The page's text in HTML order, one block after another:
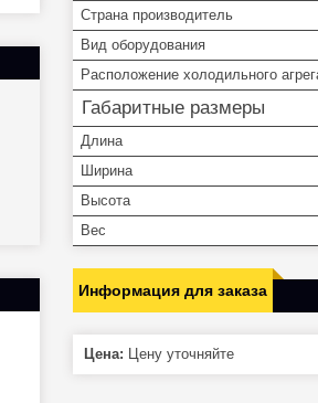
Страна производитель
Вид оборудования
Расположение холодильного
Габаритные размеры
Длина
Ширина
Высота
Вес
Информация для заказа
Цена: Цену уточняйте